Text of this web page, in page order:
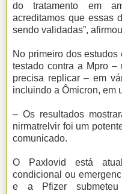
do tratamento em
acreditamos que essas
sendo validadas”,
No primeiro dos
testado contra a Mpro –
precisa replicar – em
incluindo a Ômicron, em
– Os resultados
nirmatrelvir foi um
comunicado.
O Paxlovid está
condicional ou
e a Pfizer